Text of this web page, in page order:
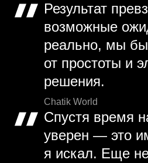
Результат
возможные
реально, мы
от простоты и
решения.
Chatik World
Спустя время
уверен — это
я искал. Еще